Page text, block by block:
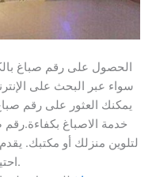
الحصول على رقم صباغ
سواء عبر البحث على
يمكنك العثور على رقم
خدمة الاصباغ
لتلوين منزلك أو مكتبك.
احتياجات عملاؤه.